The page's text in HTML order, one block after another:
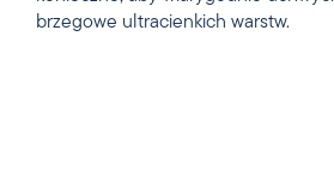
brzegowe ultracienkich warstw.